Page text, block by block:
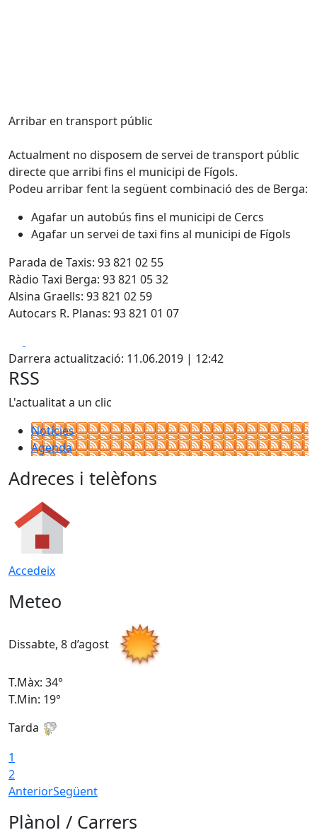
Arribar en transport públic
Actualment no disposem de servei de transport públic
directe que arribi fins el municipi de Fígols.
Podeu arribar fent la següent combinació des de Berga:
Agafar un autobús fins el municipi de Cercs
Agafar un servei de taxi fins al municipi de Fígols
Parada de Taxis: 93 821 02 55
Ràdio Taxi Berga: 93 821 05 32
Alsina Graells: 93 821 02 59
Autocars R. Planas: 93 821 01 07
Darrera actualització: 11.06.2019 | 12:42
RSS
L'actualitat a un clic
Notícies
Agenda
Adreces i telèfons
Accedeix
Meteo
Dissabte, 8 d’agost
T.Màx: 34°
T.Min: 19°
Tarda
1
2
AnteriorSegüent
Plànol / Carrers